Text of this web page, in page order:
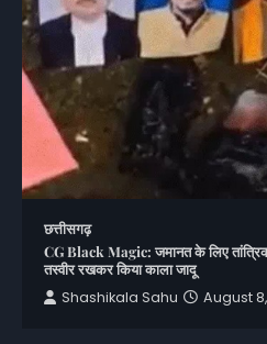
छत्तीसगढ़
CG Black Magic: जमानत के लिए
तस्वीर रखकर किया काला जादू
Shashikala Sahu
August